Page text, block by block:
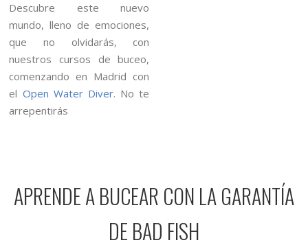
Descubre este nuevo
mundo, lleno de emociones,
que no olvidarás, con
nuestros cursos de buceo,
comenzando en Madrid con
el Open Water Diver. No te
arrepentirás
APRENDE A BUCEAR CON LA GARANTÍA
DE BAD FISH